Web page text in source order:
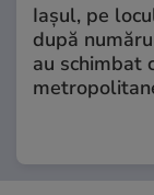
Iașul, pe
după
au schimbat